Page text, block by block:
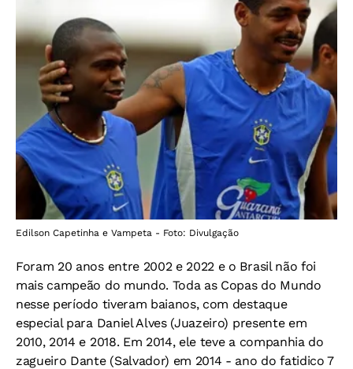
Edilson Capetinha e Vampeta - Foto: Divulgação
Foram 20 anos entre 2002 e 2022 e o Brasil não foi
mais campeão do mundo. Toda as Copas do Mundo
nesse período tiveram baianos, com destaque
especial para Daniel Alves (Juazeiro) presente em
2010, 2014 e 2018. Em 2014, ele teve a companhia do
zagueiro Dante (Salvador) em 2014 - ano do fatidico 7